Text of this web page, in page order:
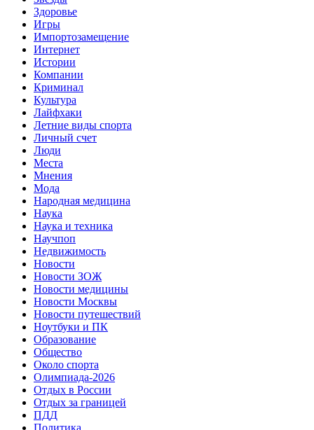
Здоровье
Игры
Импортозамещение
Интернет
Истории
Компании
Криминал
Культура
Лайфхаки
Летние виды спорта
Личный счет
Люди
Места
Мнения
Мода
Народная медицина
Наука
Наука и техника
Научпоп
Недвижимость
Новости
Новости ЗОЖ
Новости медицины
Новости Москвы
Новости путешествий
Ноутбуки и ПК
Образование
Общество
Около спорта
Олимпиада-2026
Отдых в России
Отдых за границей
ПДД
Политика